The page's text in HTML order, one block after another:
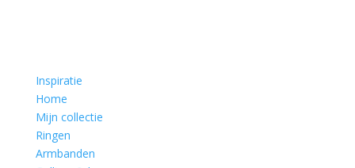
Inspiratie
Home
Mijn collectie
Ringen
Armbanden